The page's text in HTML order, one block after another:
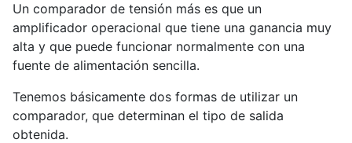
Un comparador de tensión más es que un
amplificador operacional que tiene una ganancia muy
alta y que puede funcionar normalmente con una
fuente de alimentación sencilla.
Tenemos básicamente dos formas de utilizar un
comparador, que determinan el tipo de salida
obtenida.